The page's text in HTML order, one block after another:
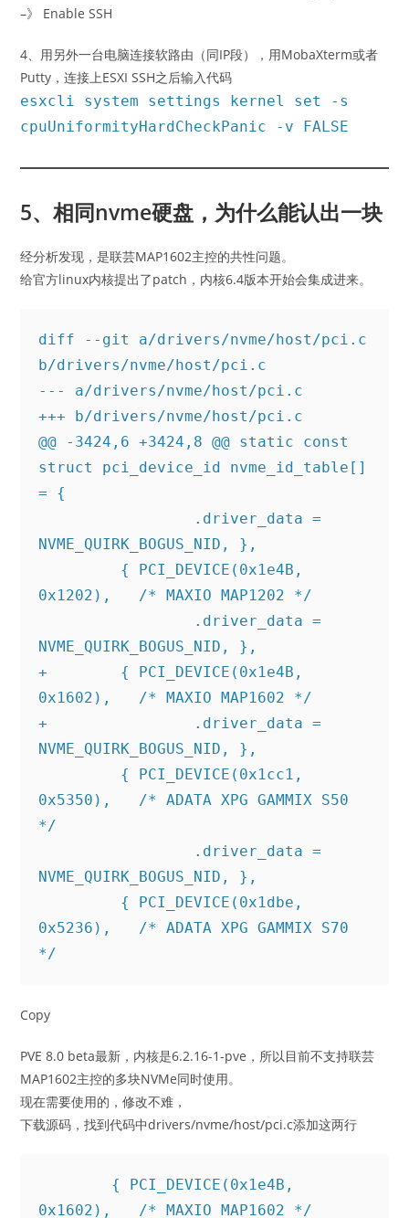
–》 Enable SSH
4、用另外一台电脑连接软路由（同IP段），用MobaXterm或者
Putty，连接上ESXI SSH之后输入代码
esxcli system settings kernel set -s
cpuUniformityHardCheckPanic -v FALSE
5、相同nvme硬盘，为什么能认出一块
经分析发现，是联芸MAP1602主控的共性问题。
给官方linux内核提出了patch，内核6.4版本开始会集成进来。
diff --git a/drivers/nvme/host/pci.c
b/drivers/nvme/host/pci.c
--- a/drivers/nvme/host/pci.c
+++ b/drivers/nvme/host/pci.c
@@ -3424,6 +3424,8 @@ static const
struct pci_device_id nvme_id_table[]
= {
NVME_QUIRK_BOGUS_NID, },
0x1202),   /* MAXIO MAP1202 */
NVME_QUIRK_BOGUS_NID, },
+        { PCI_DEVICE(0x1e4B,
0x1602),   /* MAXIO MAP1602 */
+                .driver_data =
NVME_QUIRK_BOGUS_NID, },
0x5350),   /* ADATA XPG GAMMIX S50
*/
NVME_QUIRK_BOGUS_NID, },
0x5236),   /* ADATA XPG GAMMIX S70
Copy
PVE 8.0 beta最新，内核是6.2.16-1-pve，所以目前不支持联芸
MAP1602主控的多块NVMe同时使用。
现在需要使用的，修改不难，
下载源码，找到代码中drivers/nvme/host/pci.c添加这两行
0x1602),   /* MAXIO MAP1602 */